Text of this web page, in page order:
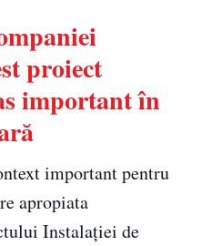
proiect
important în
important pentru
apropiata
Instalației de